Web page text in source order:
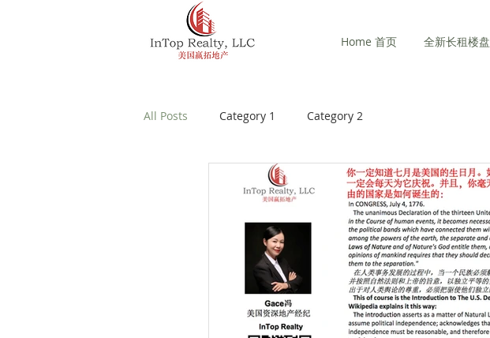
InTop Realty, LLC
美国赢拓地产 Home 首页 全新长租楼盘
All Posts Category 1 Category 2